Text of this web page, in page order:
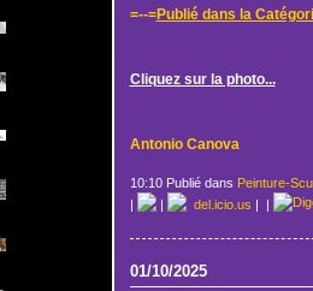
=--=Publié dans la
Cliquez sur la photo...
Antonio Canova
10:10 Publié dans Peinture-
|
| del.icio.us | |
01/10/2025